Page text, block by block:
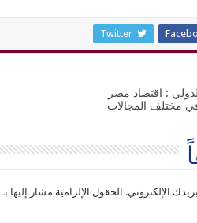
Twitter
: اقتصاد مصر
مختلف المجالات
الإلكتروني. الحقول الإلزامية مشار إليها